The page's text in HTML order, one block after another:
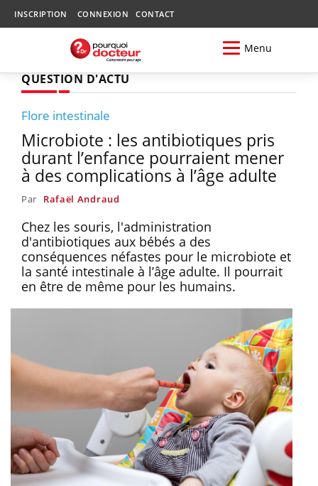
INSCRIPTION CONNEXION CONTACT
Menu
QUESTION D'ACTU
Flore intestinale
Microbiote : les antibiotiques pris
durant l’enfance pourraient mener
à des complications à l’âge adulte
Par Rafaël Andraud
Chez les souris, l'administration
d'antibiotiques aux bébés a des
conséquences néfastes pour le microbiote et
la santé intestinale à l’âge adulte. Il pourrait
en être de même pour les humains.